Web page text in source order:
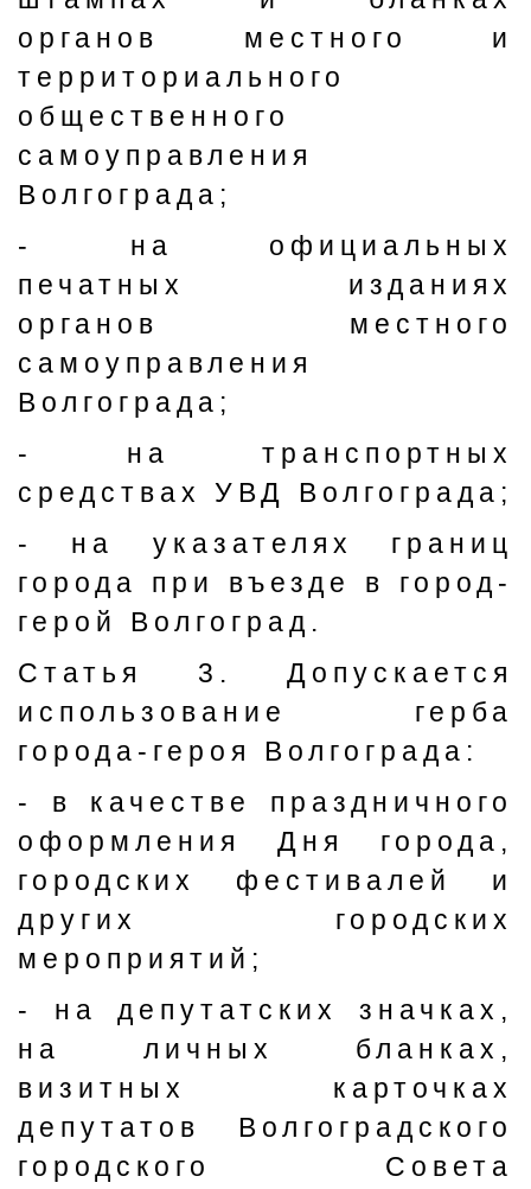
органов местного и
территориального
общественного
самоуправления
Волгограда;
- на официальных
печатных изданиях
органов местного
самоуправления
Волгограда;
- на транспортных
средствах УВД Волгограда;
- на указателях границ
города при въезде в город-
герой Волгоград.
Статья 3. Допускается
использование герба
города-героя Волгограда:
- в качестве праздничного
оформления Дня города,
городских фестивалей и
других городских
мероприятий;
- на депутатских значках,
на личных бланках,
визитных карточках
депутатов Волгоградского
городского Совета